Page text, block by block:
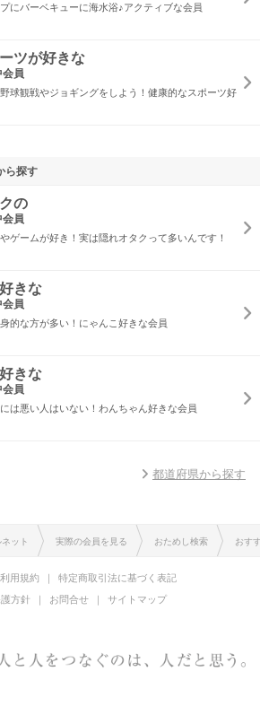
にバーベキューに海水浴♪アクティブな会員
ツが好きな
会員
球観戦やジョギングをしよう！健康的なスポーツ好
ら探す
の
会員
ゲームが好き！実は隠れオタクって多いんです！
きな
会員
的な方が多い！にゃんこ好きな会員
きな
会員
は悪い人はいない！わんちゃん好きな会員
都道府県から探す
ット 実際の会員を見る おためし検索 おす
利用規約
特定商取引法に基づく表記
方針
お問合せ サイトマップ